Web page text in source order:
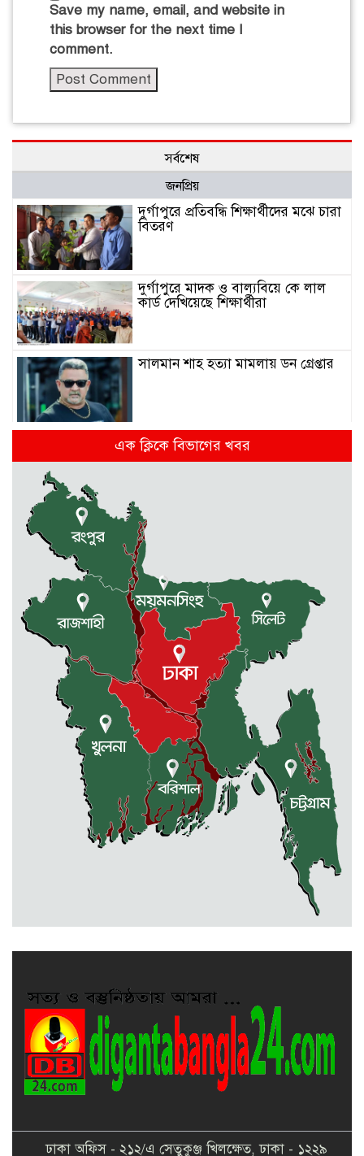
Save my name, email, and website in
this browser for the next time I
comment.
সর্বশেষ
জনপ্রিয়
দুর্গাপুরে প্রতিবন্ধি শিক্ষার্থীদের মঝে চারা
বিতরণ
দুর্গাপুরে মাদক ও বাল্যবিয়ে কে লাল
কার্ড দেখিয়েছে শিক্ষার্থীরা
সালমান শাহ হত্যা মামলায় ডন গ্রেপ্তার
বিভিন্ন দাবিতে দুর্গাপুরে আদিবাসী
সংগঠনের সংবাদ সম্মেলন
দুর্গাপুরে আন্তর্জাতিক আদিবাসী দিবস
পালিত
রাষ্ট্রপতি পদে হতে যাচ্ছে ভোট, ইতিহাসে
দ্বিতীয়বার
দুর্গাপুরে নদী থেকে শাহীন নামে এক
ব্যক্তির মরদেহ উদ্ধার
মন্ত্রিসভায় যোগ হচ্ছে নতুন মুখ
সুনামগঞ্জে সড়কের ওপর রামদা দিয়ে
কুপিয়ে কৃষককে হত্যা, আহত আরো ৫
সিলেটে শিশুকন্যা ফাহিমা ধর্ষণচেষ্টা ও
এক ক্লিকে বিভাগের খবর
ঢাকা অফিস - ২১২/এ সেতুকুঞ্জ খিলক্ষেত, ঢাকা - ১২২৯